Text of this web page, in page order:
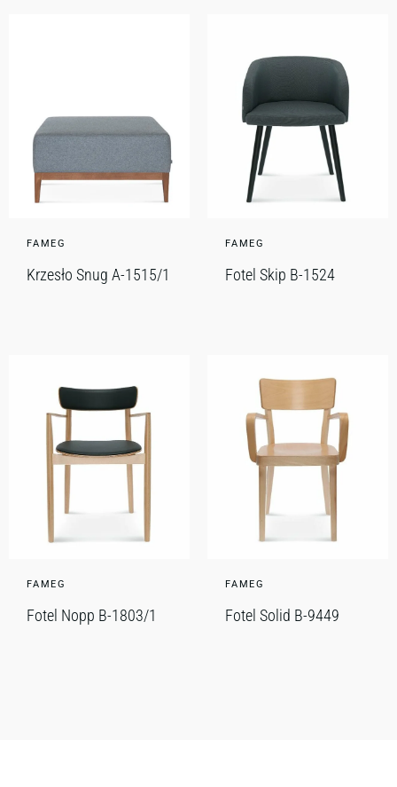
FAMEG
Krzesło Snug A-1515/1
FAMEG
Fotel Skip B-1524
FAMEG
Fotel Nopp B-1803/1
FAMEG
Fotel Solid B-9449